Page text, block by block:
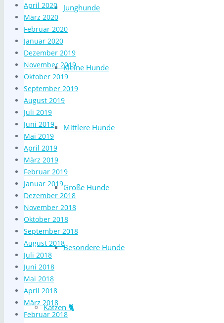
Junghunde
Kleine Hunde
Mittlere Hunde
Große Hunde
Besondere Hunde
Katzen 🐈
April 2020
März 2020
Februar 2020
Januar 2020
Dezember 2019
November 2019
Oktober 2019
September 2019
August 2019
Juli 2019
Juni 2019
Mai 2019
April 2019
März 2019
Februar 2019
Januar 2019
Dezember 2018
November 2018
Oktober 2018
September 2018
August 2018
Juli 2018
Juni 2018
Mai 2018
April 2018
März 2018
Februar 2018